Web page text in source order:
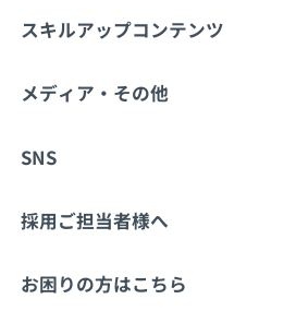
転職・キャリア
スキルアップコンテンツ
学習
メディア・その他
Tech Team Journal
SNS
X
採用ご担当者様へ
採用・教育をお考えの企業様へ
お困りの方はこちら